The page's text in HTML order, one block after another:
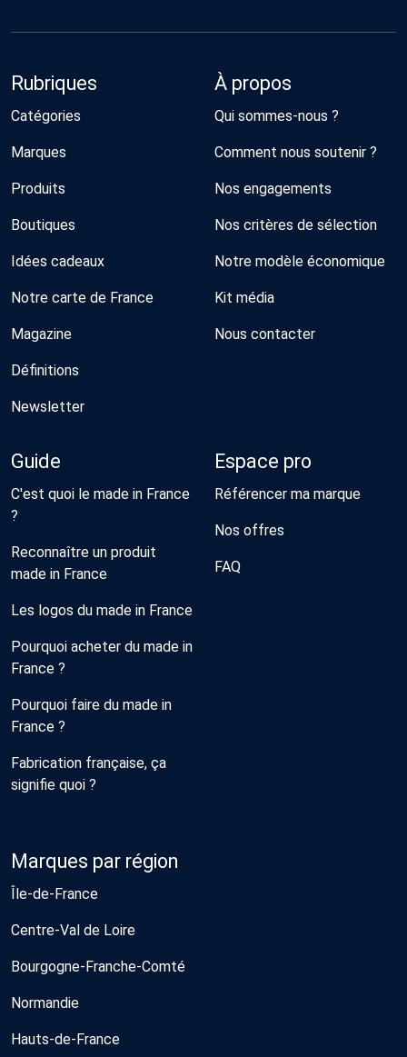
Rubriques
Catégories
Marques
Produits
Boutiques
Idées cadeaux
Notre carte de France
Magazine
Définitions
Newsletter
À propos
Qui sommes-nous ?
Comment nous soutenir ?
Nos engagements
Nos critères de sélection
Notre modèle économique
Kit média
Nous contacter
Guide
C'est quoi le made in France
?
Reconnaître un produit
made in France
Les logos du made in France
Pourquoi acheter du made in
France ?
Pourquoi faire du made in
France ?
Fabrication française, ça
signifie quoi ?
Espace pro
Référencer ma marque
Nos offres
FAQ
Marques par région
Île-de-France
Centre-Val de Loire
Bourgogne-Franche-Comté
Normandie
Hauts-de-France